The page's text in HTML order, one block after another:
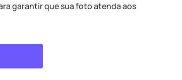
garantir que sua foto atenda aos